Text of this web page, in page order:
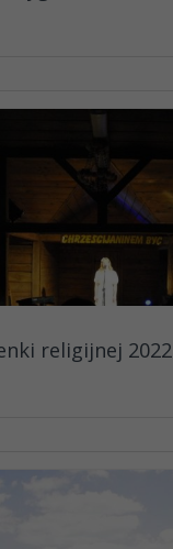
religijnej 2022